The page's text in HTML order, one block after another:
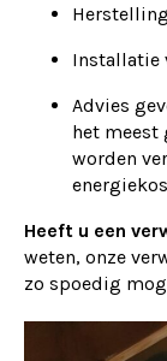
Installatie
Advies
het meest
worden
Heeft u een
weten, onze
zo spoedig